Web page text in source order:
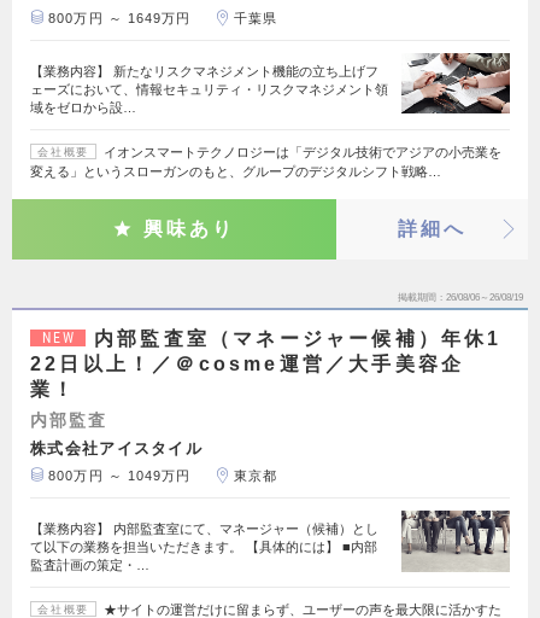
800万円 ～ 1649万円 千葉県
【業務内容】 新たなリスクマネジメント機能の立ち上げフ
ェーズにおいて、情報セキュリティ・リスクマネジメント領
域をゼロから設…
会社概要
イオンスマートテクノロジーは「デジタル技術でアジアの小売業を
変える」というスローガンのもと、グループのデジタルシフト戦略…
興味あり 詳細へ
掲載期間 26/08/06～26/08/19
NEW
内部監査室（マネージャー候補）年休1
22日以上！／＠cosme運営／大手美容企
業！
内部監査
株式会社アイスタイル
800万円 ～ 1049万円 東京都
【業務内容】 内部監査室にて、マネージャー（候補）とし
て以下の業務を担当いただきます。 【具体的には】 ■内部
監査計画の策定・…
会社概要
★サイトの運営だけに留まらず、ユーザーの声を最大限に活かすた